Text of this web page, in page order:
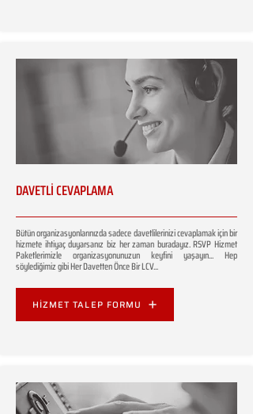
DAVETLİ CEVAPLAMA
Bütün organizasyonlarınızda sadece davetlilerinizi cevaplamak için bir
hizmete ihtiyaç duyarsanız biz her zaman buradayız. RSVP Hizmet
Paketlerimizle organizasyonunuzun keyfini yaşayın... Hep
söylediğimiz gibi Her Davetten Önce Bir LCV...
HİZMET TALEP FORMU